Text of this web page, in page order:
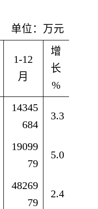
单位：万元
1-12
月
增
长
%
14345
684
3.3
19099
79
5.0
48269
79
2.4